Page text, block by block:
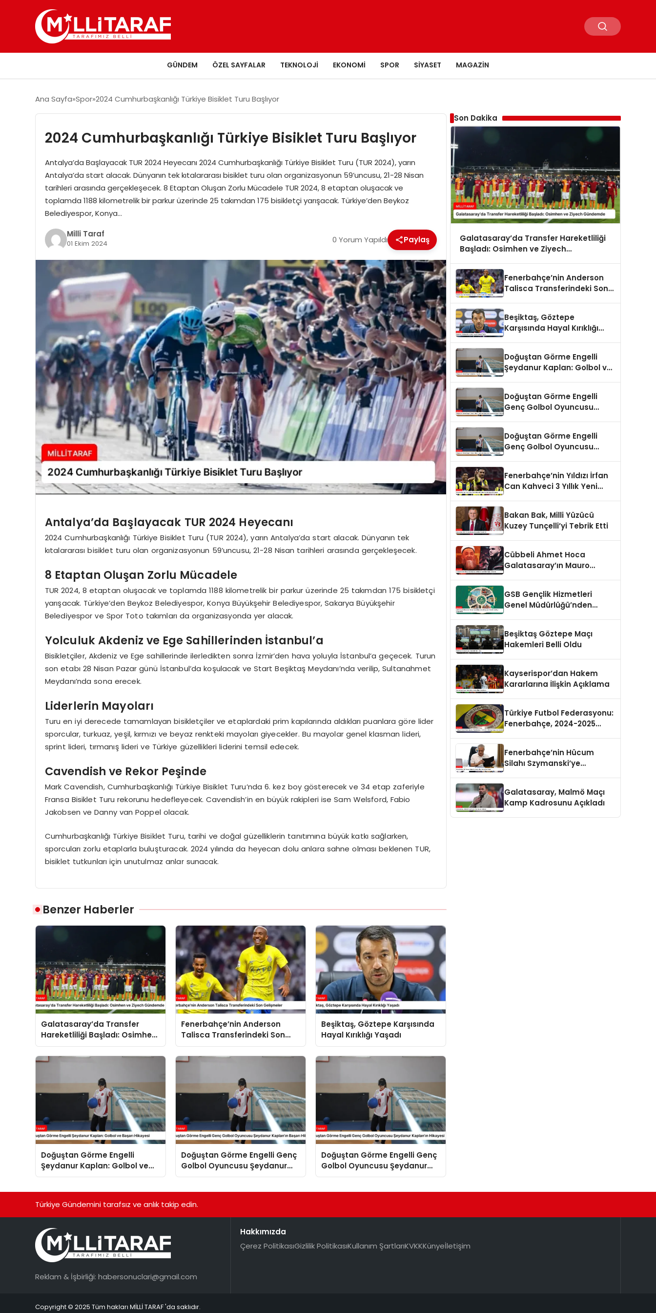
GÜNDEM ÖZEL SAYFALAR TEKNOLOJI EKONOMI SPOR SIYASET MAGAZIN
Ana Sayfa Spor 2024 Cumhurbaşkanlığı Türkiye Bisiklet Turu Başlıyor
2024 Cumhurbaşkanlığı Türkiye Bisiklet Turu Başlıyor
Antalya’da Başlayacak TUR 2024 Heyecanı 2024 Cumhurbaşkanlığı Türkiye Bisiklet Turu (TUR 2024), yarın
Antalya’da start alacak. Dünyanın tek kıtalararası bisiklet turu olan organizasyonun 59’uncusu, 21-28 Nisan
tarihleri arasında gerçekleşecek. 8 Etaptan Oluşan Zorlu Mücadele TUR 2024, 8 etaptan oluşacak ve
toplamda 1188 kilometrelik bir parkur üzerinde 25 takımdan 175 bisikletçi yarışacak. Türkiye’den Beykoz
Belediyespor, Konya…
Milli Taraf
01 Ekim 2024 0 Yorum Yapıldı Paylaş
Antalya’da Başlayacak TUR 2024 Heyecanı
2024 Cumhurbaşkanlığı Türkiye Bisiklet Turu (TUR 2024), yarın Antalya’da start alacak. Dünyanın tek
kıtalararası bisiklet turu olan organizasyonun 59’uncusu, 21-28 Nisan tarihleri arasında gerçekleşecek.
8 Etaptan Oluşan Zorlu Mücadele
TUR 2024, 8 etaptan oluşacak ve toplamda 1188 kilometrelik bir parkur üzerinde 25 takımdan 175 bisikletçi
yarışacak. Türkiye’den Beykoz Belediyespor, Konya Büyükşehir Belediyespor, Sakarya Büyükşehir
Belediyespor ve Spor Toto takımları da organizasyonda yer alacak.
Yolculuk Akdeniz ve Ege Sahillerinden İstanbul’a
Bisikletçiler, Akdeniz ve Ege sahillerinde ilerledikten sonra İzmir’den hava yoluyla İstanbul’a geçecek. Turun
son etabı 28 Nisan Pazar günü İstanbul’da koşulacak ve Start Beşiktaş Meydanı’nda verilip, Sultanahmet
Meydanı’nda sona erecek.
Liderlerin Mayoları
Turu en iyi derecede tamamlayan bisikletçiler ve etaplardaki prim kapılarında aldıkları puanlara göre lider
sporcular, turkuaz, yeşil, kırmızı ve beyaz renkteki mayoları giyecekler. Bu mayolar genel klasman lideri,
sprint lideri, tırmanış lideri ve Türkiye güzellikleri liderini temsil edecek.
Cavendish ve Rekor Peşinde
Mark Cavendish, Cumhurbaşkanlığı Türkiye Bisiklet Turu’nda 6. kez boy gösterecek ve 34 etap zaferiyle
Fransa Bisiklet Turu rekorunu hedefleyecek. Cavendish’in en büyük rakipleri ise Sam Welsford, Fabio
Jakobsen ve Danny van Poppel olacak.
Cumhurbaşkanlığı Türkiye Bisiklet Turu, tarihi ve doğal güzelliklerin tanıtımına büyük katkı sağlarken,
sporcuları zorlu etaplarla buluşturacak. 2024 yılında da heyecan dolu anlara sahne olması beklenen TUR,
bisiklet tutkunları için unutulmaz anlar sunacak.
Benzer Haberler
Galatasaray’da Transfer
Hareketliliği Başladı: Osimhen
ve Ziyech Gündemde
Fenerbahçe’nin Anderson
Talisca Transferindeki Son
Gelişmeler
Beşiktaş, Göztepe Karşısında
Hayal Kırıklığı Yaşadı
Doğuştan Görme Engelli
Şeydanur Kaplan: Golbol ve
Başarı Hikayesi
Doğuştan Görme Engelli Genç
Golbol Oyuncusu Şeydanur
Kaplan’ın Başarı Hikayesi
Doğuştan Görme Engelli Genç
Golbol Oyuncusu Şeydanur
Kaplan’ın Hikayesi
Son Dakika
Galatasaray’da Transfer Hareketliliği
Başladı: Osimhen ve Ziyech
Fenerbahçe’nin Anderson
Talisca Transferindeki Son
Beşiktaş, Göztepe
Karşısında Hayal Kırıklığı
Doğuştan Görme Engelli
Şeydanur Kaplan: Golbol ve
Doğuştan Görme Engelli
Genç Golbol Oyuncusu
Doğuştan Görme Engelli
Genç Golbol Oyuncusu
Fenerbahçe’nin Yıldızı İrfan
Can Kahveci 3 Yıllık Yeni
Bakan Bak, Milli Yüzücü
Kuzey Tunçelli’yi Tebrik Etti
Cübbeli Ahmet Hoca
Galatasaray’ın Mauro
GSB Gençlik Hizmetleri
Genel Müdürlüğü’nden
Beşiktaş Göztepe Maçı
Hakemleri Belli Oldu
Kayserispor’dan Hakem
Kararlarına İlişkin Açıklama
Türkiye Futbol Federasyonu:
Fenerbahçe, 2024-2025
Fenerbahçe’nin Hücum
Silahı Szymanski’ye
Galatasaray, Malmö Maçı
Kamp Kadrosunu Açıkladı
Türkiye Gündemini tarafsız ve anlık takip edin.
Reklam & İşbirliği: habersonuclari@gmail.com
Hakkımızda
Çerez PolitikasıGizlilik PolitikasıKullanım ŞartlarıKVKKKünyeİletişim
Copyright © 2025 Tüm hakları MİLLİ TARAF 'da saklıdır.